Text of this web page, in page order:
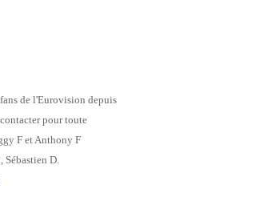
de l'Eurovision depuis
pour toute
F et Anthony F
Sébastien D.